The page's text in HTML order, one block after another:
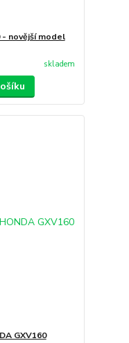
- novější model
skladem
GXV160